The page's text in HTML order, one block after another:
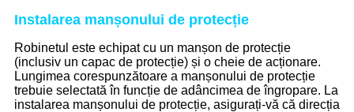
Instalarea manșonului de protecție
Robinetul este echipat cu un manșon de protecție
(inclusiv un capac de protecție) și o cheie de acționare.
Lungimea corespunzătoare a manșonului de protecție
trebuie selectată în funcție de adâncimea de îngropare. La
instalarea manșonului de protecție, asigurați-vă că direcția